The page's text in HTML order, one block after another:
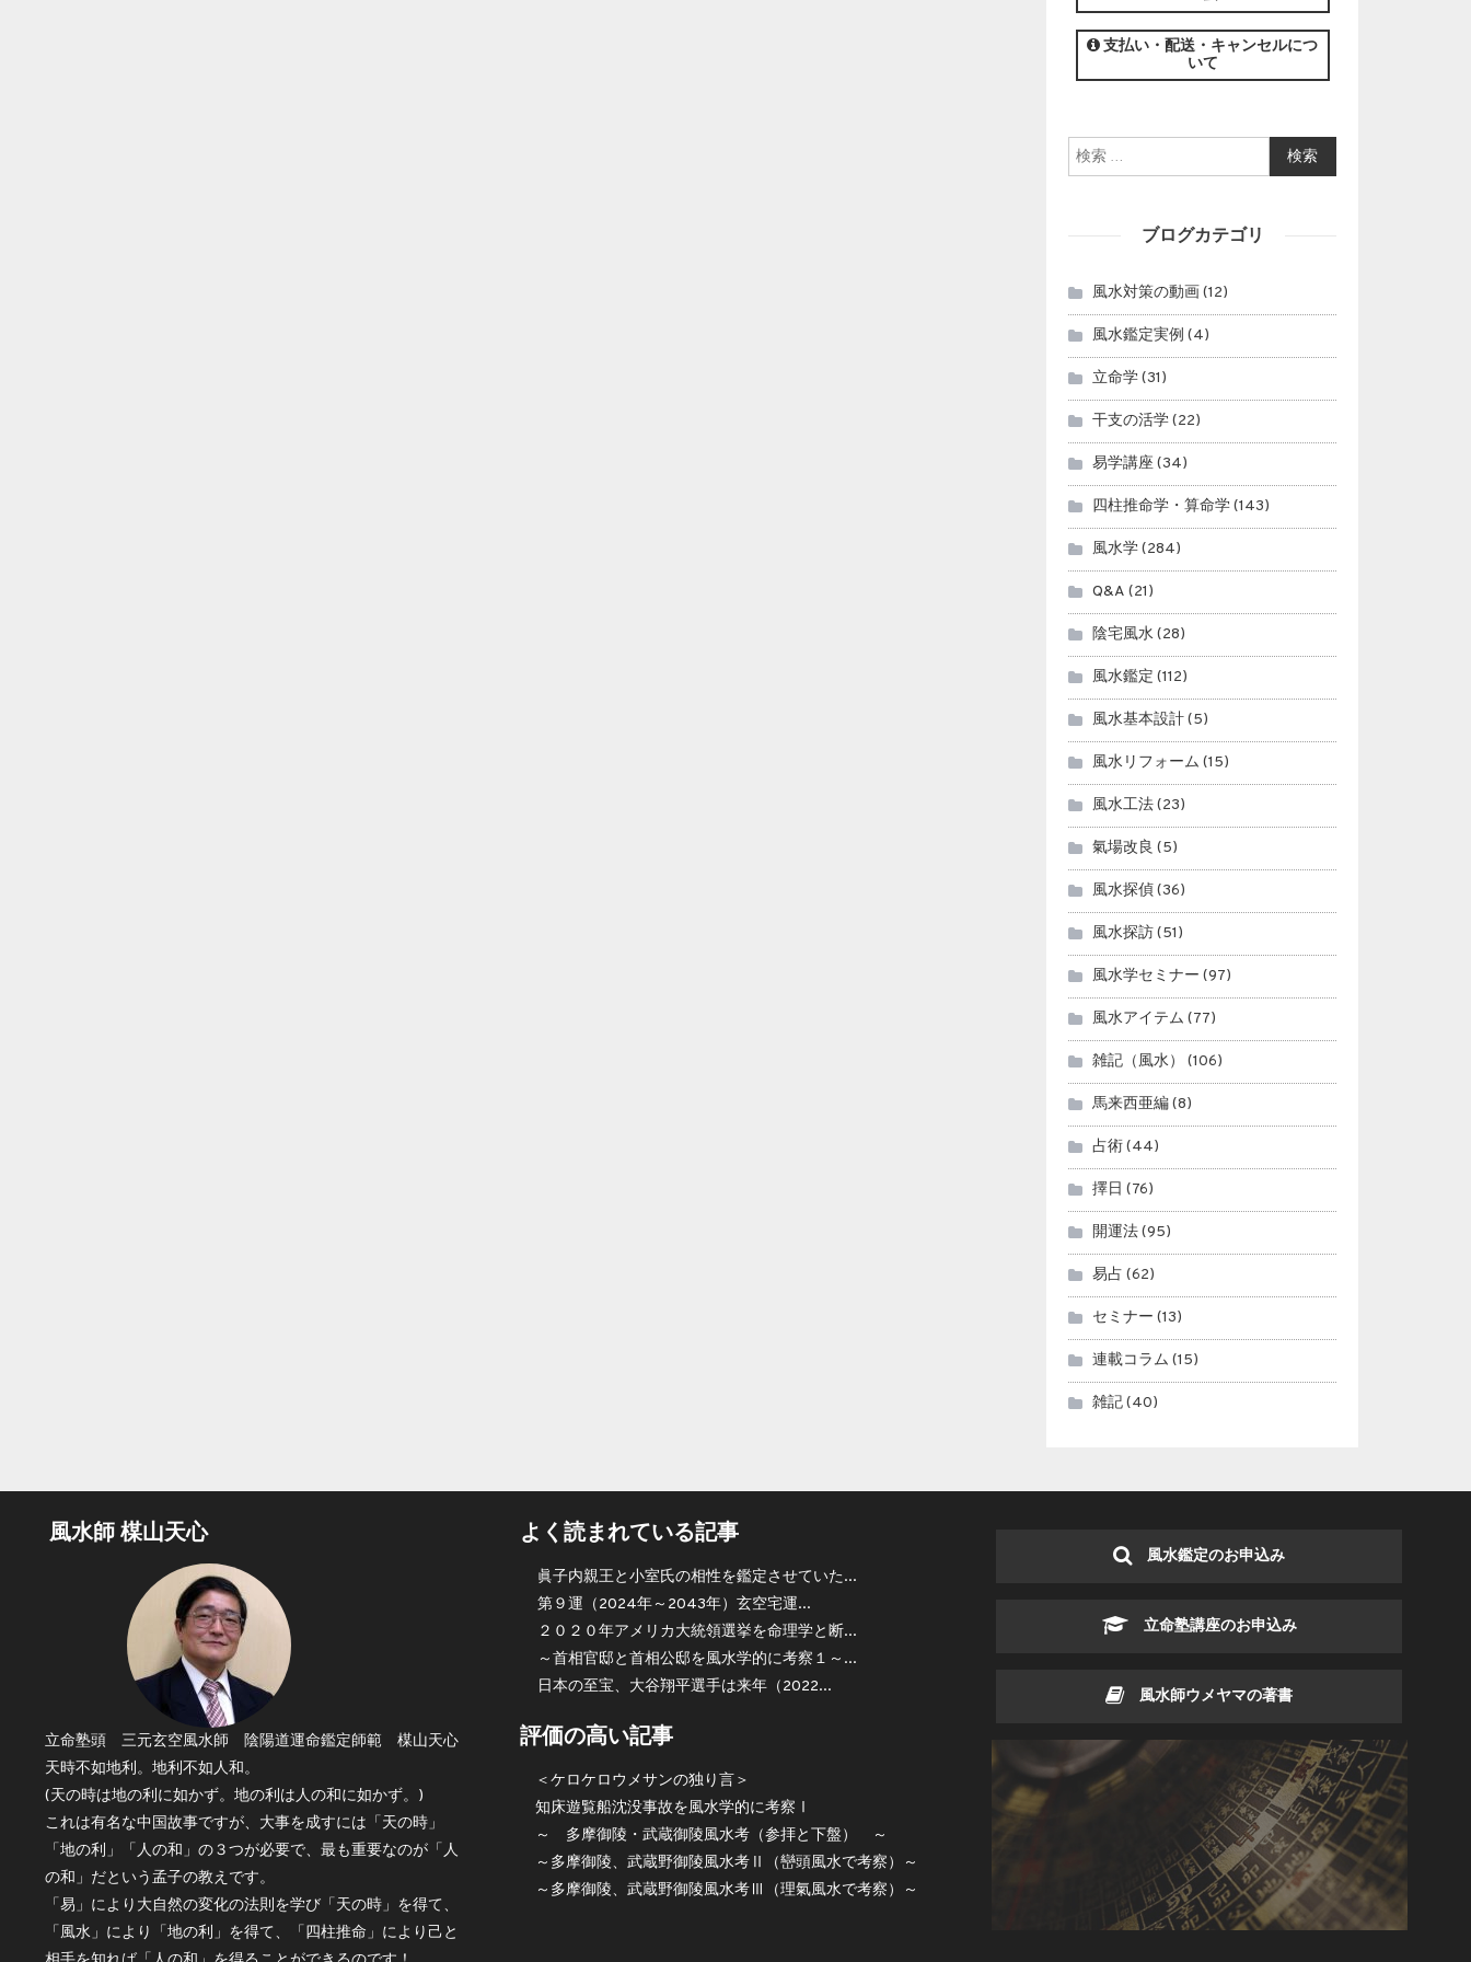
支払い・配送・キャンセルにつ
いて
検索:
ブログカテゴリ
風水対策の動画 (12)
風水鑑定実例 (4)
立命学(31)
干支の活学(22)
易学講座(34)
四柱推命学・算命学(143)
風水学(284)
Q&A (21)
陰宅風水(28)
風水鑑定 (112)
風水基本設計(5)
風水リフォーム (15)
風水工法(23)
氣場改良 (5)
風水探偵(36)
風水探訪(51)
風水学セミナー (97)
風水アイテム (77)
雑記（風水） (106)
馬来西亜編(8)
占術(44)
擇日 (76)
開運法(95)
易占 (62)
セミナー (13)
連載コラム (15)
雑記(40)
風水師 楳山天心
立命塾頭 三元玄空風水師 陰陽道運命鑑定師範 楳山天心
天時不如地利。地利不如人和。
(天の時は地の利に如かず。地の利は人の和に如かず。)
これは有名な中国故事ですが、大事を成すには「天の時」
「地の利」「人の和」の３つが必要で、最も重要なのが「人
の和」だという孟子の教えです。
「易」により大自然の変化の法則を学び「天の時」を得て、
「風水」により「地の利」を得て、「四柱推命」により己と
よく読まれている記事
眞子内親王と小室氏の相性を鑑定させていた...
第９運（2024年～2043年）玄空宅運...
２０２０年アメリカ大統領選挙を命理学と断...
～首相官邸と首相公邸を風水学的に考察１～...
日本の至宝、大谷翔平選手は来年（2022...
評価の高い記事
＜ケロケロウメサンの独り言＞
知床遊覧船沈没事故を風水学的に考察Ⅰ
～ 多摩御陵・武蔵御陵風水考（参拝と下盤） ～
～多摩御陵、武蔵野御陵風水考Ⅱ（巒頭風水で考察）～
～多摩御陵、武蔵野御陵風水考Ⅲ（理氣風水で考察）～
風水鑑定のお申込み
立命塾講座のお申込み
風水師ウメヤマの著書